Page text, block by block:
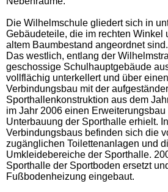
Die Wilhelmschule gliedert sich in
Gebäudeteile, die im rechten Winkel
altem Baumbestand angeordnet sind.
Das westlich, entlang der
geschossige Schulhauptgebäude
vollflächig unterkellert und über
Verbindungsbau mit der
Sporthallenkonstruktion aus dem
im Jahr 2006 einen
Unterbauung der Sporthalle erhielt.
Verbindungsbaus befinden sich die
zugänglichen Toilettenanlagen und
Umkleidebereiche der Sporthalle.
Sporthalle der Sportboden ersetzt
Fußbodenheizung eingebaut.